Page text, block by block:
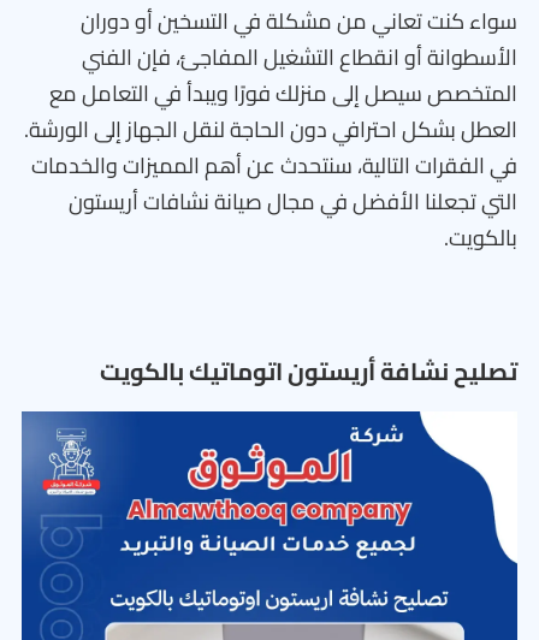
سواء كنت تعاني من مشكلة في التسخين أو دوران
الأسطوانة أو انقطاع التشغيل المفاجئ، فإن الفني
المتخصص سيصل إلى منزلك فورًا ويبدأ في التعامل مع
العطل بشكل احترافي دون الحاجة لنقل الجهاز إلى الورشة.
في الفقرات التالية، سنتحدث عن أهم المميزات والخدمات
التي تجعلنا الأفضل في مجال صيانة نشافات أريستون
بالكويت.
تصليح نشافة أريستون اتوماتيك بالكويت